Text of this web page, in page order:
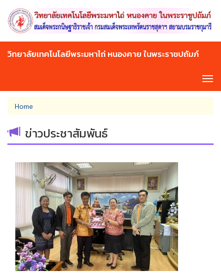
main
content
วิทยาลัยเทคโนโลยีพระมหาไถ่ หนองคาย ในพระราชปถัมภ์
You
are
here
Home
ข่าวประชาสัมพันธ์